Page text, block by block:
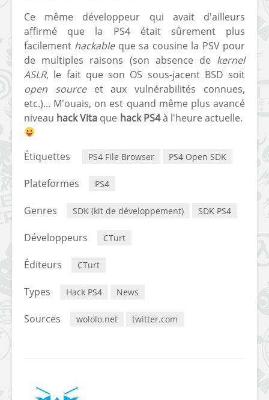
Ce même développeur qui avait d'ailleurs
affirmé que la PS4 était sûrement plus
facilement hackableque sa cousine la PSV pour
de multiples raisons (son absence de kernel
ASLR, le fait que son OS sous-jacent BSD soit
open sourceet aux vulnérabilités connues,
etc.)... M'ouais, on est quand même plus avancé
niveau hack Vita que hack PS4à l'heure actuelle.
Étiquettes PS4 File Browser PS4 Open SDK
Plateformes PS4
Genres SDK (kit de développement) SDK PS4
Développeurs CTurt
Éditeurs CTurt
Types Hack PS4 News
Sources wololo.net twitter.com